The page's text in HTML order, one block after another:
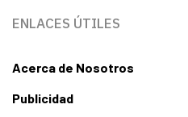
ENLACES ÚTILES
Acerca de Nosotros
Publicidad